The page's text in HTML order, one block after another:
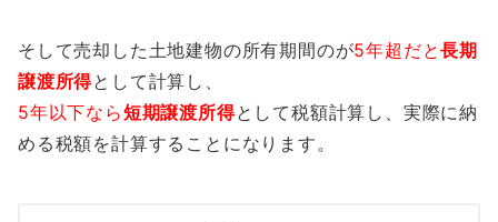
そして売却した土地建物の所有期間のが5年超だと長期
譲渡所得として計算し、
5年以下なら短期譲渡所得として税額計算し、実際に納
める税額を計算することになります。